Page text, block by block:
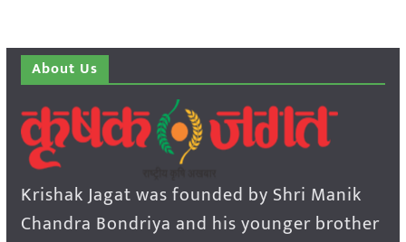
About Us
Krishak Jagat was founded by Shri Manik
Chandra Bondriya and his younger brother